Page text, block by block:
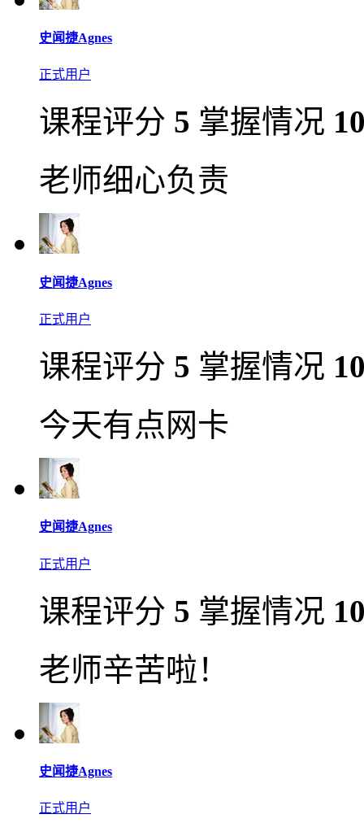
史闻捷Agnes
正式用户
课程评分 5 掌握情况
老师细心负责
史闻捷Agnes
正式用户
课程评分 5 掌握情况
今天有点网卡
史闻捷Agnes
正式用户
课程评分 5 掌握情况
老师辛苦啦！
史闻捷Agnes
正式用户